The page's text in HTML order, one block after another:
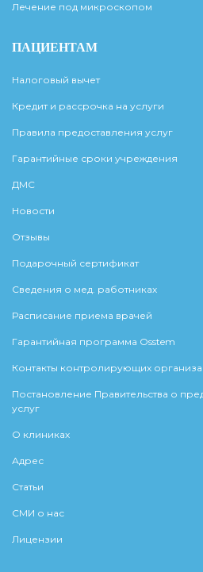
Лечение под микроскопом
ПАЦИЕНТАМ
Налоговый вычет
Кредит и рассрочка на услуги
Правила предоставления услуг
Гарантийные сроки учреждения
ДМС
Новости
Отзывы
Подарочный сертификат
Сведения о мед. работниках
Расписание приема врачей
Гарантийная программа Osstem
Контакты контролирующих
Постановление Правительства о
услуг
О клиниках
Адрес
Статьи
СМИ о нас
Лицензии